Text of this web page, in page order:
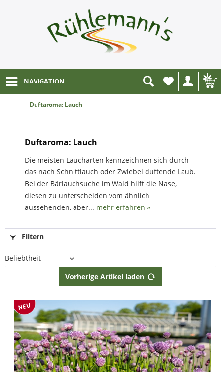
NAVIGATION
Wunschliste
Duftaroma: Lauch
Duftaroma: Lauch
Die meisten Laucharten kennzeichnen sich durch
das nach Schnittlauch oder Zwiebel duftende Laub.
Bei der Bärlauchsuche im Wald hilft die Nase,
diesen zu unterscheiden vom ähnlich
aussehenden, aber... mehr erfahren »
Filtern
Vorherige Artikel laden